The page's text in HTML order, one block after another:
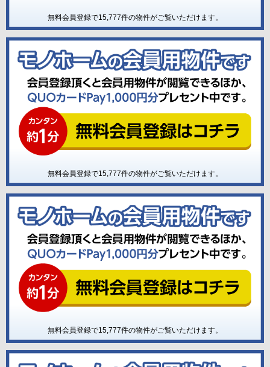
無料会員登録で15,777件の物件がご覧いただけます。
無料会員登録で15,777件の物件がご覧いただけます。
無料会員登録で15,777件の物件がご覧いただけます。